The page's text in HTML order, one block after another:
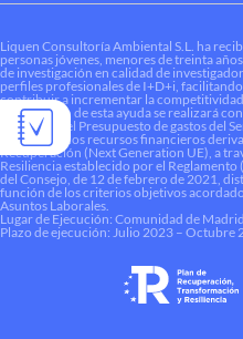
Liquen Consultoría Ambiental S.L. ha
personas jóvenes, menores de treinta
de investigación en calidad de
perfiles profesionales de I+D+i,
contribuir a incrementar la
financiación de esta ayuda se realizará
dotados en el Presupuesto de gastos del
el marco de los recursos financieros
Recuperación (Next Generation UE), a
Resiliencia establecido por el
del Consejo, de 12 de febrero de 2021,
función de los criterios objetivos
Asuntos Laborales.
Lugar de Ejecución: Comunidad de Madrid
Plazo de ejecución: Julio 2023 – Octubre